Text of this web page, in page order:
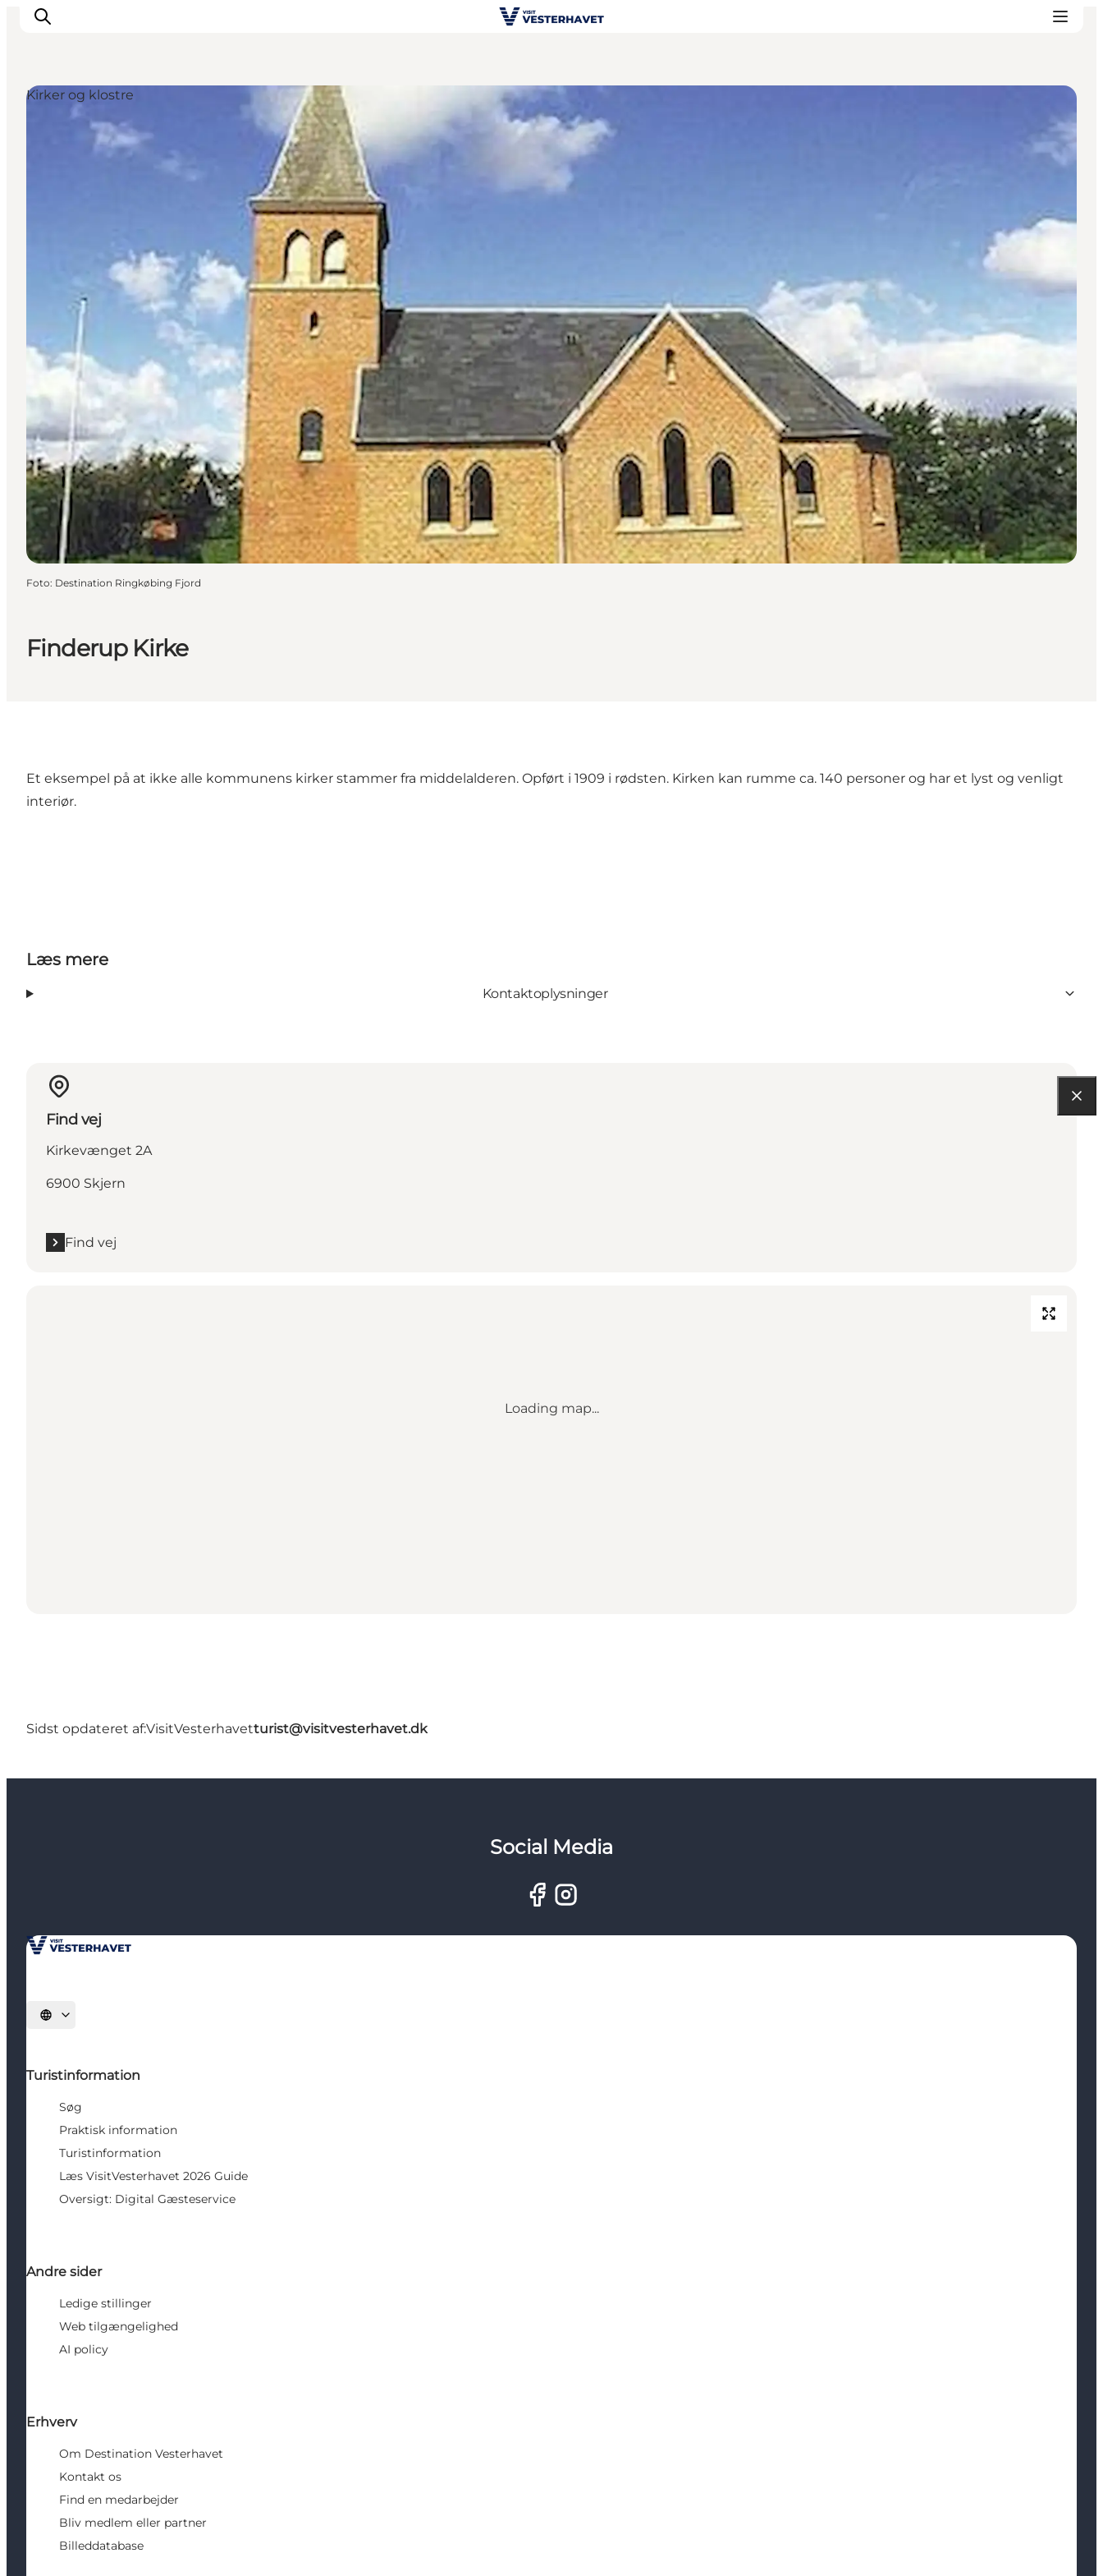
Det sker
Oplevelser
Planlæg din ferie
Finderup Kirke
Kirker og klostre
Foto: Destination Ringkøbing Fjord
Et eksempel på at ikke alle kommunens kirker stammer fra middelalderen. Opført i 1909 i rødsten. Kirken kan rumme ca. 140 personer og har et lyst og venligt
interiør.
Læs mere
Kontaktoplysninger
Find vej
Kirkevænget 2A
6900 Skjern
Find vej
Loading map...
Sidst opdateret af:VisitVesterhavetturist@visitvesterhavet.dk
Social Media
Vælg sprog
Turistinformation
Søg
Praktisk information
Turistinformation
Læs VisitVesterhavet 2026 Guide
Oversigt: Digital Gæsteservice
Andre sider
Ledige stillinger
Web tilgængelighed
AI policy
Erhverv
Om Destination Vesterhavet
Kontakt os
Find en medarbejder
Bliv medlem eller partner
Billeddatabase